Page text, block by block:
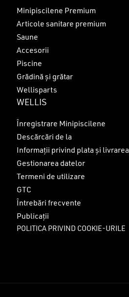
Minipiscilene Premium
Articole sanitare premium
Saune
Accesorii
Piscine
Grădină și grătar
Wellisparts
WELLIS
Înregistrare Minipiscilene
Descărcări de la
Informații privind plata și livrarea
Gestionarea datelor
Termeni de utilizare
GTC
Întrebări frecvente
Publicații
POLITICA PRIVIND COOKIE-URILE